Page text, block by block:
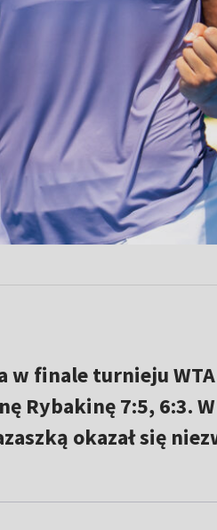
w finale turnieju
Rybakinę 7:5, 6:3. W
okazał się